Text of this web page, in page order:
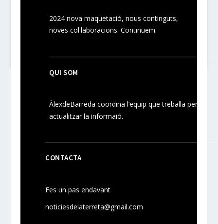
2024nova maquetació, nouscontinguts,
novescol·laboracions. Continuem.
QUI SOM
ÀlexdeBarreda coordina l’equip que treballa per
actualitzar la informaió.
CONTACTA
Fes un pas endavant
noticiesdelaterreta@gmail.com